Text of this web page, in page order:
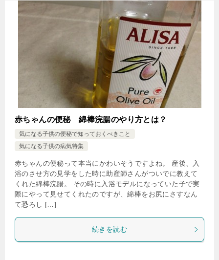
赤ちゃんの便秘 綿棒浣腸のやり方とは？
気になる子供の便秘で知っておくべきこと
気になる子供の病気特集
赤ちゃんの便秘って本当にかわいそうですよね。 産後、入
浴のさせ方の見学をした時に助産師さんがついでに教えて
くれた綿棒浣腸。 その時に入浴モデルになっていた子で実
際にやって見せてくれたのですが、綿棒をお尻にさすなん
て恐ろし […]
続きを読む